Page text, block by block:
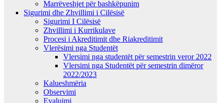
Marrëveshjet për bashkëpunim
Sigurimi dhe Zhvillimi i Cilësisë
Sigurimi I Cilësisë
Zhvillimi i Kurrikulave
Procesi i Akreditimit dhe Riakreditimit
Vlerësimi nga Studentët
Vlersimi nga studentët për semestrin veror 2022
Vlersimi nga Studentët për semestrin dimëror
2022/2023
Kalueshmëria
Observimi
Evaluimi